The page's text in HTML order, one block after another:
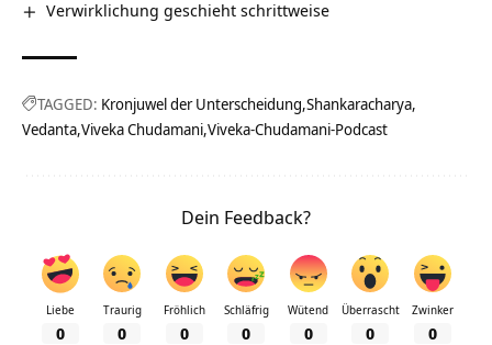
Verwirklichung geschieht schrittweise
TAGGED: Kronjuwel der Unterscheidung Shankaracharya
Vedanta Viveka Chudamani Viveka-Chudamani-Podcast
Dein Feedback?
Liebe
0
Traurig
0
Fröhlich
0
Schläfrig
0
Wütend
0
Überrascht
0
Zwinker
0